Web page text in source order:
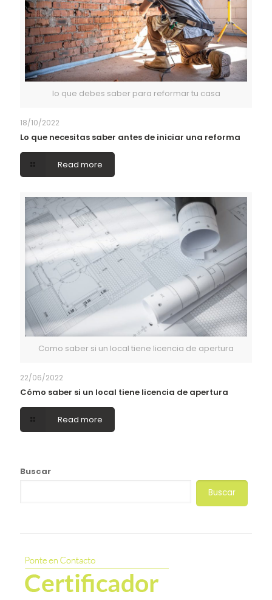
lo que debes saber para reformar tu casa
18/10/2022
Lo que necesitas saber antes de iniciar una reforma
Read more
Como saber si un local tiene licencia de apertura
22/06/2022
Cómo saber si un local tiene licencia de apertura
Read more
Buscar
Buscar